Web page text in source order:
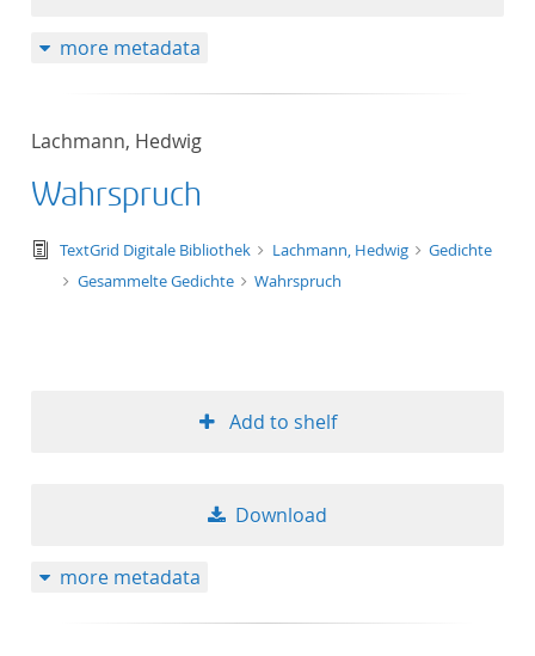
more metadata
Lachmann, Hedwig
Wahrspruch
text/tg.edition+tg.aggregation+xml
TextGrid Digitale Bibliothek Lachmann, Hedwig
Gedichte
Gesammelte Gedichte
Wahrspruch
Add to shelf
Download
more metadata